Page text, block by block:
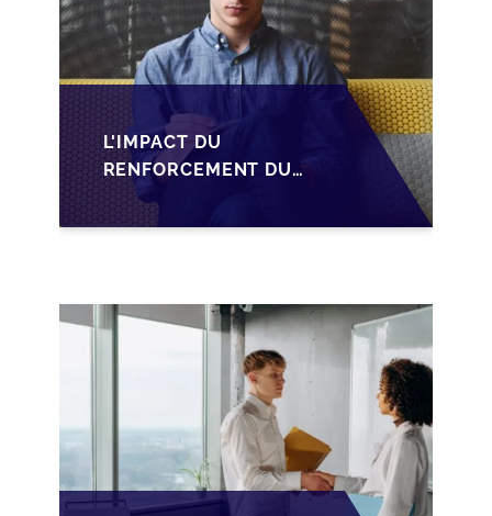
L'IMPACT DU
RENFORCEMENT DU
PACTE DUTREIL SUR
LA TRANSMISSION DES